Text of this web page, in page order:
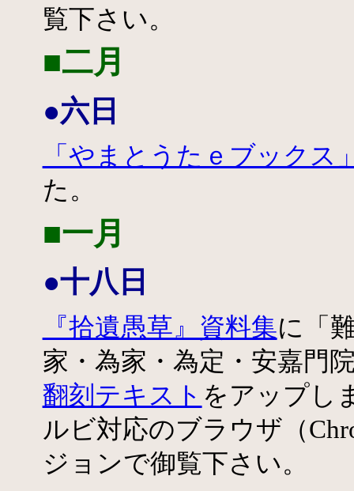
覧下さい。
■二月
●六日
「やまとうたｅブックス
た。
■一月
●十八日
『拾遺愚草』資料集に「
家・為家・為定・安嘉門
翻刻テキスト をアップし
ルビ対応のブラウザ（
ジョンで御覧下さい。